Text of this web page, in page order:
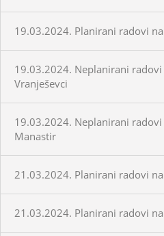
19.03.2024. Planirani radovi
19.03.2024. Neplanirani
Vranješevci
19.03.2024. Neplanirani
Manastir
21.03.2024. Planirani radovi
21.03.2024. Planirani radovi